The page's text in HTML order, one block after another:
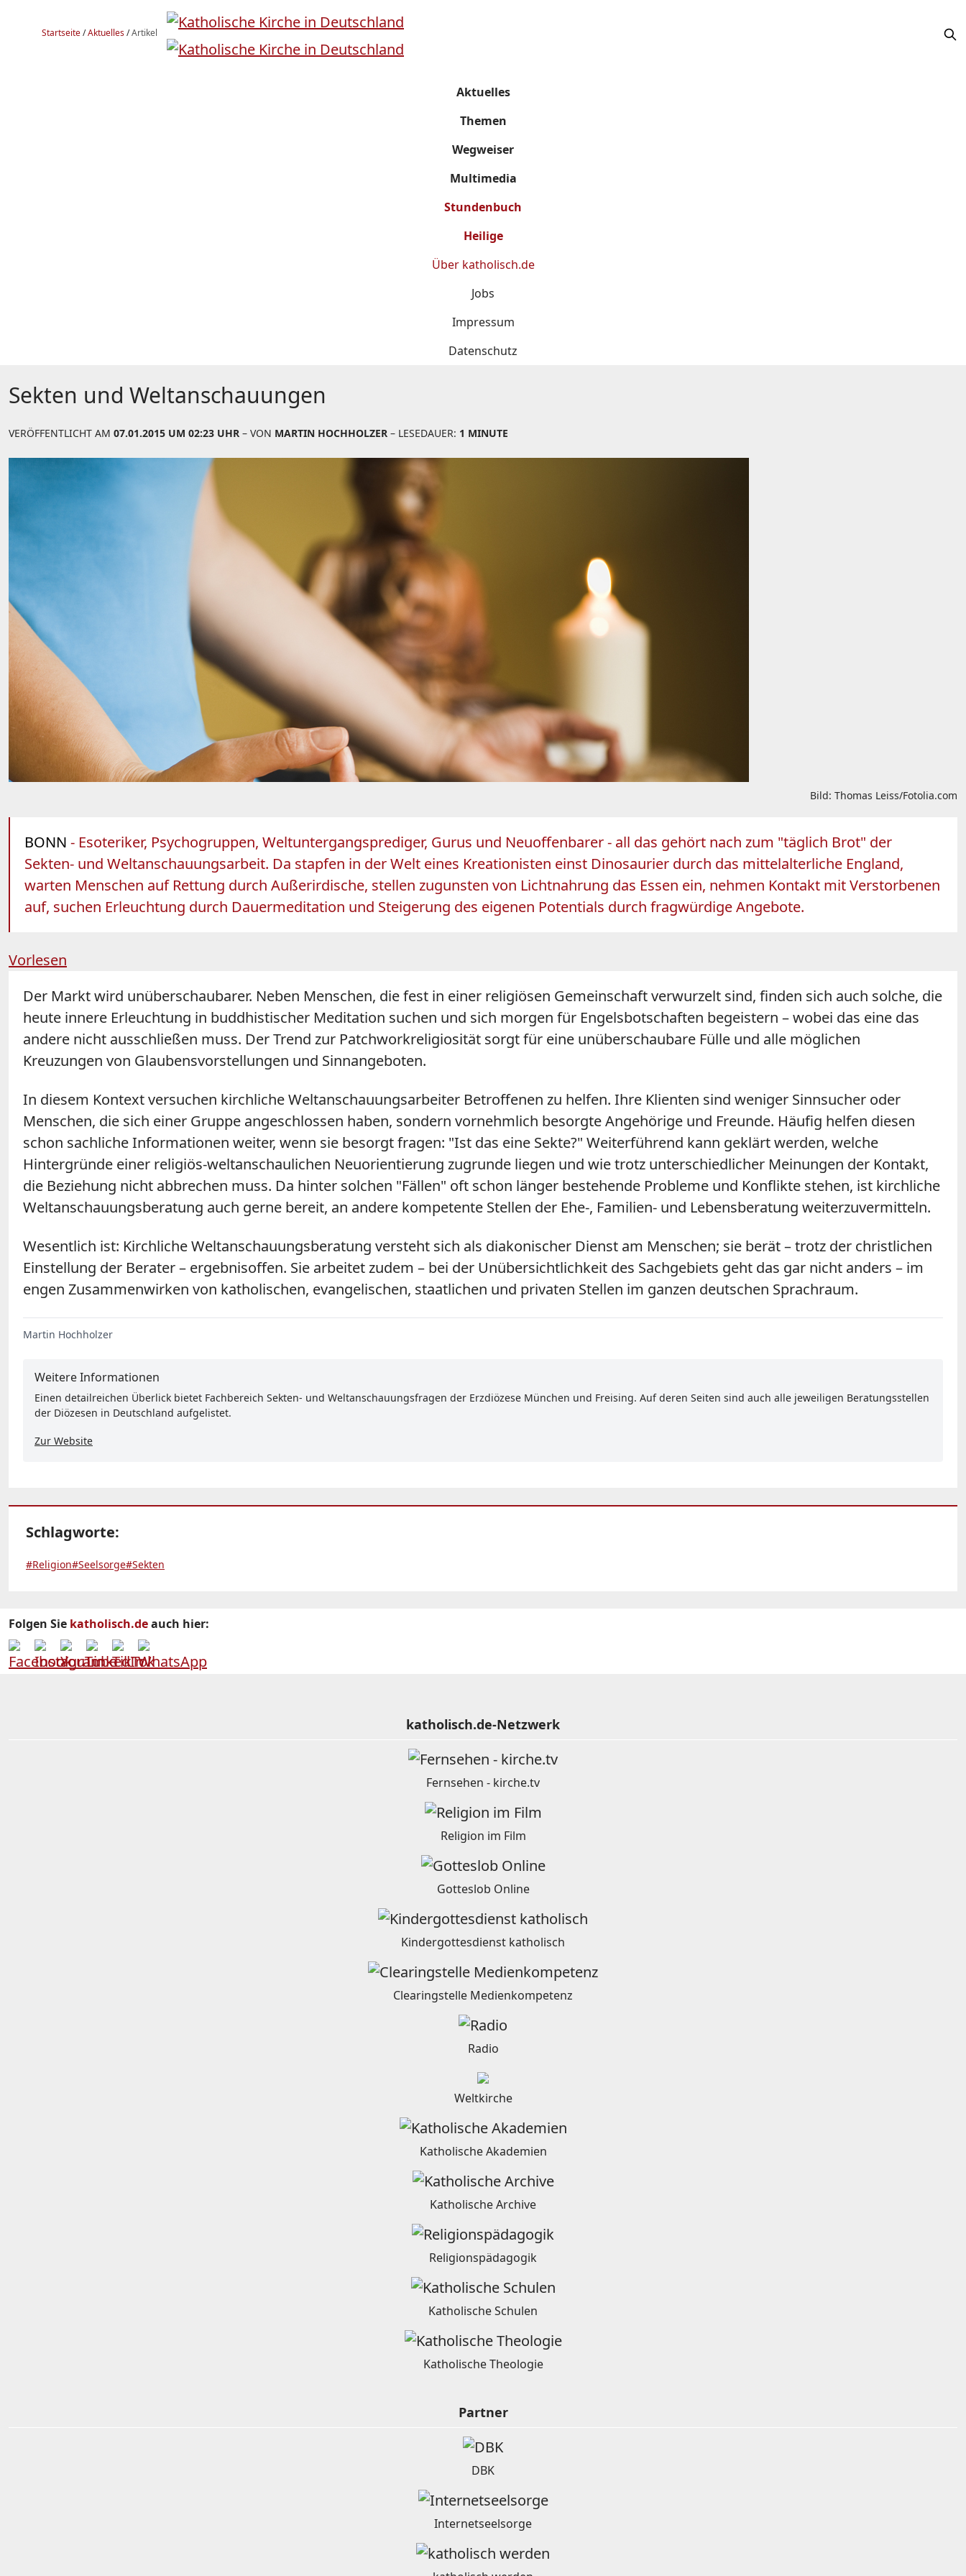
Startseite/Aktuelles/Artikel
Aktuelles
Themen
Wegweiser
Multimedia
Stundenbuch
Heilige
Über katholisch.de
Jobs
Impressum
Datenschutz
Sekten und Weltanschauungen
VERÖFFENTLICHT AM 07.01.2015 UM 02:23 UHR – VON MARTIN HOCHHOLZER – LESEDAUER: 1 MINUTE
Bild: Thomas Leiss/Fotolia.com
BONN - Esoteriker, Psychogruppen, Weltuntergangsprediger, Gurus und Neuoffenbarer - all das gehört nach zum "täglich Brot" der
Sekten- und Weltanschauungsarbeit. Da stapfen in der Welt eines Kreationisten einst Dinosaurier durch das mittelalterliche England,
warten Menschen auf Rettung durch Außerirdische, stellen zugunsten von Lichtnahrung das Essen ein, nehmen Kontakt mit Verstorbenen
auf, suchen Erleuchtung durch Dauermeditation und Steigerung des eigenen Potentials durch fragwürdige Angebote.
Vorlesen
Der Markt wird unüberschaubarer. Neben Menschen, die fest in einer religiösen Gemeinschaft verwurzelt sind, finden sich auch solche, die
heute innere Erleuchtung in buddhistischer Meditation suchen und sich morgen für Engelsbotschaften begeistern – wobei das eine das
andere nicht ausschließen muss. Der Trend zur Patchworkreligiosität sorgt für eine unüberschaubare Fülle und alle möglichen
Kreuzungen von Glaubensvorstellungen und Sinnangeboten.
In diesem Kontext versuchen kirchliche Weltanschauungsarbeiter Betroffenen zu helfen. Ihre Klienten sind weniger Sinnsucher oder
Menschen, die sich einer Gruppe angeschlossen haben, sondern vornehmlich besorgte Angehörige und Freunde. Häufig helfen diesen
schon sachliche Informationen weiter, wenn sie besorgt fragen: "Ist das eine Sekte?" Weiterführend kann geklärt werden, welche
Hintergründe einer religiös-weltanschaulichen Neuorientierung zugrunde liegen und wie trotz unterschiedlicher Meinungen der Kontakt,
die Beziehung nicht abbrechen muss. Da hinter solchen "Fällen" oft schon länger bestehende Probleme und Konflikte stehen, ist kirchliche
Weltanschauungsberatung auch gerne bereit, an andere kompetente Stellen der Ehe-, Familien- und Lebensberatung weiterzuvermitteln.
Wesentlich ist: Kirchliche Weltanschauungsberatung versteht sich als diakonischer Dienst am Menschen; sie berät – trotz der christlichen
Einstellung der Berater – ergebnisoffen. Sie arbeitet zudem – bei der Unübersichtlichkeit des Sachgebiets geht das gar nicht anders – im
engen Zusammenwirken von katholischen, evangelischen, staatlichen und privaten Stellen im ganzen deutschen Sprachraum.
Martin Hochholzer
Weitere Informationen
Einen detailreichen Überlick bietet Fachbereich Sekten- und Weltanschauungsfragen der Erzdiözese München und Freising. Auf deren Seiten sind auch alle jeweiligen Beratungsstellen
der Diözesen in Deutschland aufgelistet.
Zur Website
Schlagworte:
#Religion#Seelsorge#Sekten
Folgen Sie katholisch.deauch hier:
katholisch.de-Netzwerk
Fernsehen - kirche.tv
Religion im Film
Gotteslob Online
Kindergottesdienst katholisch
Clearingstelle Medienkompetenz
Radio
Weltkirche
Katholische Akademien
Katholische Archive
Religionspädagogik
Katholische Schulen
Katholische Theologie
Partner
DBK
Internetseelsorge